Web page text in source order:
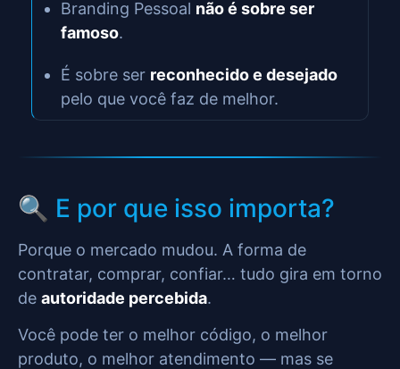
Branding Pessoal não é sobre ser
famoso.
É sobre ser reconhecido e desejado
pelo que você faz de melhor.
🔍 E por que isso importa?
Porque o mercado mudou. A forma de
contratar, comprar, confiar… tudo gira em torno
de autoridade percebida.
Você pode ter o melhor código, o melhor
produto, o melhor atendimento — mas se